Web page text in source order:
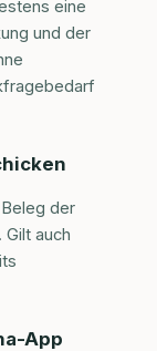
eine
und der
der
auch
App